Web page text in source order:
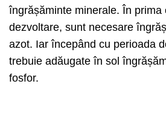
îngrășăminte minerale. În prima
dezvoltare, sunt necesare
azot. Iar începând cu perioada
trebuie adăugate în sol
fosfor.